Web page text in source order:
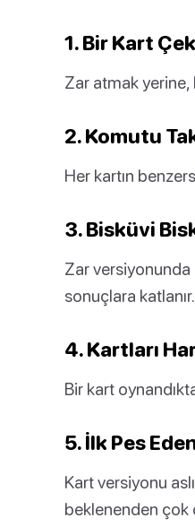
1. Bir Kart Çek
Zar atmak
2. Komutu
Her kartın
3. Bisküvi
Zar versiyonunda
sonuçlara katlanır.
4. Kartları
Bir kart
5. İlk Pes
Kart versiyonu
beklenenden çok